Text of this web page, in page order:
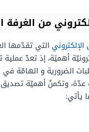
من الغرفة
التي تقدّمها
أهميًة، إذ تعدّ
الضرورية و الهامّة في
عدّة، وتكمنُ أهميّة
يأتي: